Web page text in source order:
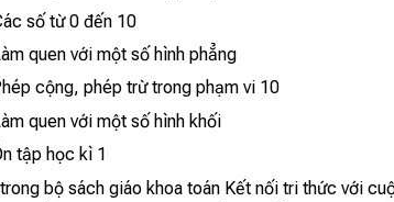
số từ 0 đến 10
quen với một số hình phẳng
cộng, phép trừ trong phạm vi 10
quen với một số hình khối
tập học kì 1
bộ sách giáo khoa toán Kết nối tri thức với